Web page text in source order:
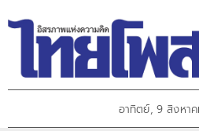
อาทิตย์, 9 สิงหา